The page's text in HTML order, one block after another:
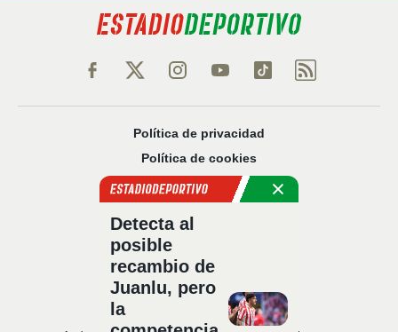
Política de privacidad
Política de cookies
Política Comercial
Configuración de privacidad
Sobre nosotros
Código Ético
Detecta al
posible
recambio de
Juanlu, pero
la